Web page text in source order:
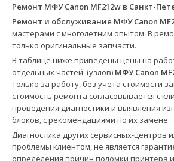
Ремонт МФУ Canon MF212w в Санкт-
Ремонт и обслуживание МФУ Canon
мастерами с многолетним опытом. В
только оригинальные запчасти.
В таблице ниже приведены цены на
отдельных частей (узлов) МФУ Canon
только за работу, без учета стоимости
стоимость ремонта согласовывается с
проведения диагностики и выявления
блоков, с рекомендациями по их замене.
Диагностика других сервисных-центров
проблемы клиентом, не является
определения причин поломки принтера